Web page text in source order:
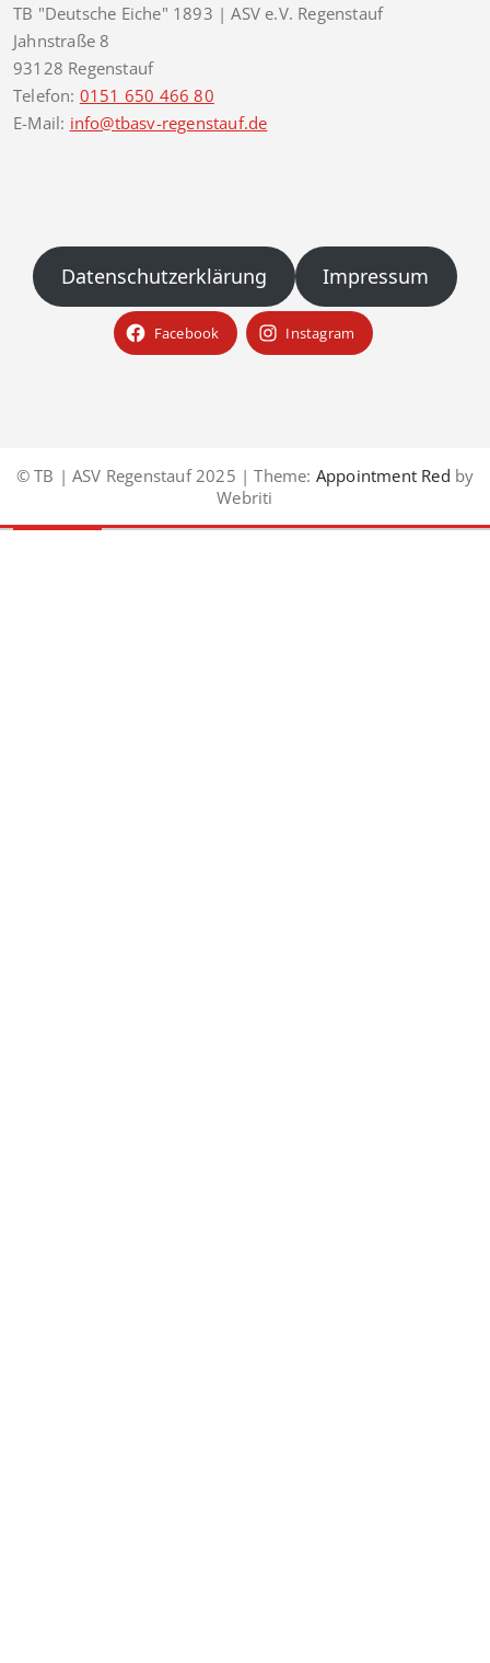
TB "Deutsche Eiche" 1893 | ASV e.V. Regenstauf
Jahnstraße 8
93128 Regenstauf
Telefon: 0151 650 466 80
E-Mail: info@tbasv-regenstauf.de
Datenschutzerklärung Impressum
Facebook Instagram
© TB | ASV Regenstauf 2025 | Theme: Appointment Red by
Webriti